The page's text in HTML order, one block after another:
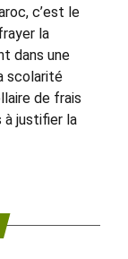
c’est le
la
dans une
scolarité
de frais
à justifier la